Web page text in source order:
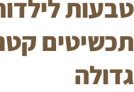
טבעות
תכשיטים
גדולה